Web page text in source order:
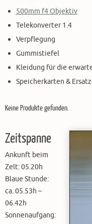
500mm f4 Objektiv
Telekonverter 1.4
Verpflegung
Gummistiefel
Kleidung für die
Speicherkarten &
Keine Produkte gefunden.
Zeitspanne
Ankunft beim
Zelt: 05.20h
Blaue Stunde:
ca. 05.53h –
06.42h
Sonnenaufgang: